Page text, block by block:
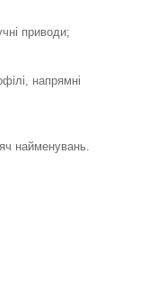
приводи;
напрямні
найменувань.